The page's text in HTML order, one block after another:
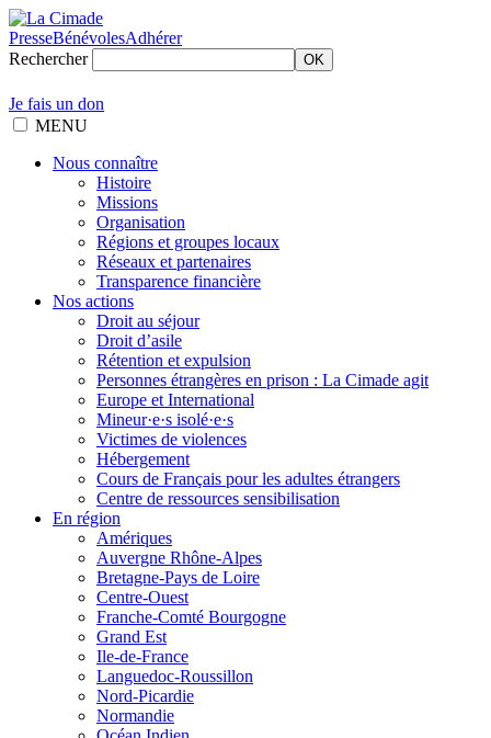
PresseBénévolesAdhérer
Rechercher
OK
Je fais un don
MENU
Nous connaître
Histoire
Missions
Organisation
Régions et groupes locaux
Réseaux et partenaires
Transparence financière
Nos actions
Droit au séjour
Droit d’asile
Rétention et expulsion
Personnes étrangères en prison : La Cimade agit
Europe et International
Mineur·e·s isolé·e·s
Victimes de violences
Hébergement
Cours de Français pour les adultes étrangers
Centre de ressources sensibilisation
En région
Amériques
Auvergne Rhône-Alpes
Bretagne-Pays de Loire
Centre-Ouest
Franche-Comté Bourgogne
Grand Est
Ile-de-France
Languedoc-Roussillon
Nord-Picardie
Normandie